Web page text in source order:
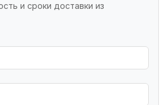
и сроки доставки из